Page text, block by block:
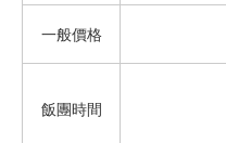
Instagram
一般價格
飯團時間